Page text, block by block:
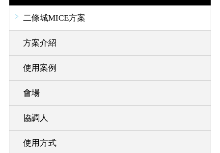
二條城MICE方案
方案介紹
使用案例
會場
協調人
使用方式